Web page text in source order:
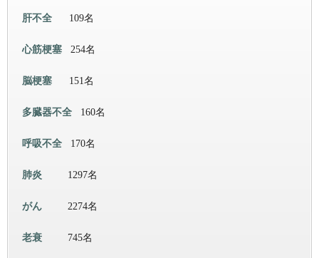
肝不全 109名
心筋梗塞 254名
脳梗塞 151名
多臓器不全 160名
呼吸不全 170名
肺炎 1297名
がん 2274名
老衰 745名